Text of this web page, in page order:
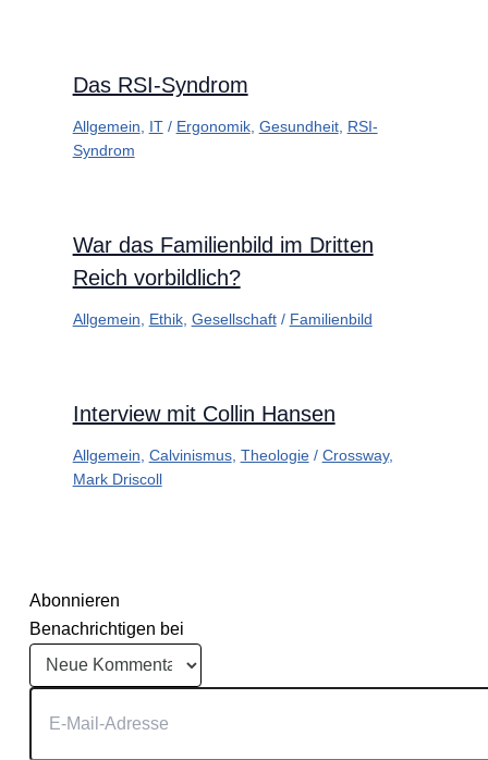
Das RSI-Syndrom
Allgemein IT/ Ergonomik, Gesundheit, RSI-
Syndrom
War das Familienbild im Dritten
Reich vorbildlich?
Allgemein Ethik, Gesellschaft/ Familienbild
Interview mit Collin Hansen
Allgemein Calvinismus, Theologie/ Crossway,
Mark Driscoll
Abonnieren
Benachrichtigen bei